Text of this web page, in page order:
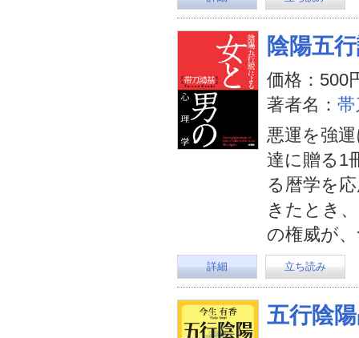
陰陽五
価格：500
著者名： 帯
悪運を強
達に贈る1
る暦学を
きたとき
の権威が
詳細 立ち読み
五行陰